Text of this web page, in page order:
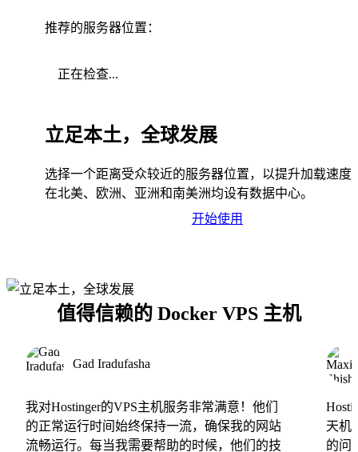
推荐的服务器位置：
正在检查...
立足本土，全球发展
选择一个距离受众较近的服务器位置，以提升加载速度
在北美、欧洲、亚洲和南美洲均设有数据中心。
开始使用
值得信赖的 Docker VPS 主机
Gad Iradufasha
我对Hostinger的VPS主机服务非常满意！他们
的正常运行时间始终保持一流，确保我的网站
流畅运行。每当我需要帮助的时候，他们的技
天机
的问